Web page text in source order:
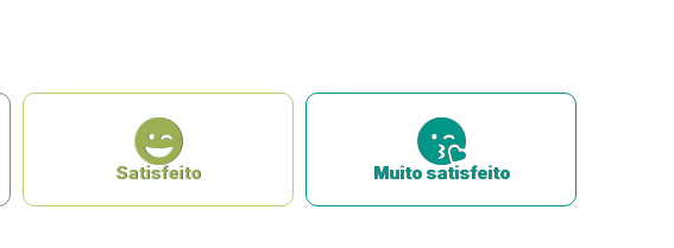
Satisfeito Muito satisfeito